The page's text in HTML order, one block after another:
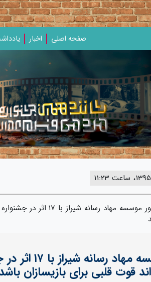
صفحه اصلی اخبار
حضور موسسه مهاد
حضور موسسه
قوت قلبی برای بازیسازان